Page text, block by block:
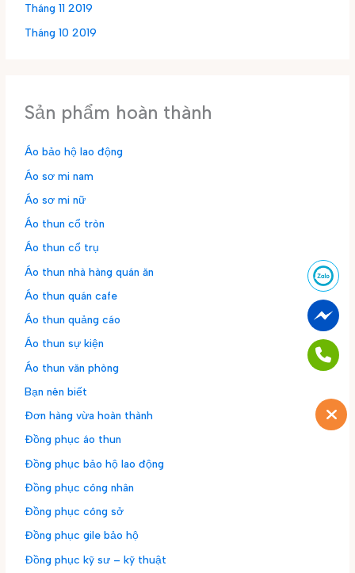
Tháng 11 2019
Tháng 10 2019
Sản phẩm hoàn thành
Áo bảo hộ lao động
Áo sơ mi nam
Áo sơ mi nữ
Áo thun cổ tròn
Áo thun cổ trụ
Áo thun nhà hàng quán ăn
Áo thun quán cafe
Áo thun quảng cáo
Áo thun sự kiện
Áo thun văn phòng
Bạn nên biết
Đơn hàng vừa hoàn thành
Đồng phục áo thun
Đồng phục bảo hộ lao động
Đồng phục công nhân
Đồng phục công sở
Đồng phục gile bảo hộ
Đồng phục kỹ sư – kỹ thuật